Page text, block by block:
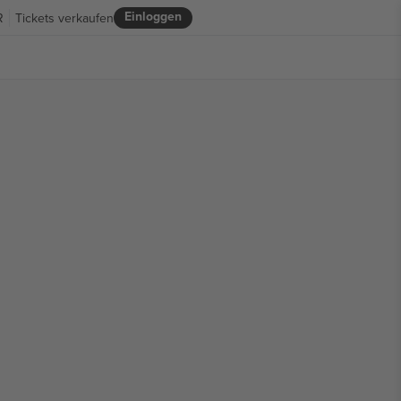
Einloggen
Tickets verkaufen